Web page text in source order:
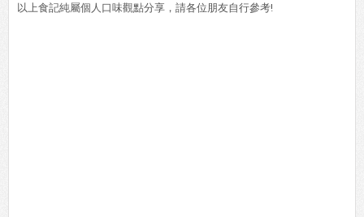
以上食記純屬個人口味觀點分享，請各位朋友自行參考!